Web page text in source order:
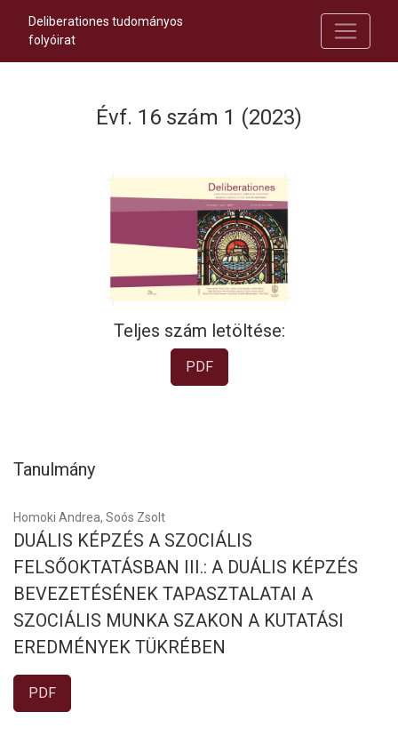
Deliberationes tudományos
folyóirat
Évf. 16 szám 1 (2023)
Teljes szám letöltése:
PDF
Tanulmány
Homoki Andrea, Soós Zsolt
DUÁLIS KÉPZÉS A SZOCIÁLIS
FELSŐOKTATÁSBAN III.: A DUÁLIS KÉPZÉS
BEVEZETÉSÉNEK TAPASZTALATAI A
SZOCIÁLIS MUNKA SZAKON A KUTATÁSI
EREDMÉNYEK TÜKRÉBEN
PDF